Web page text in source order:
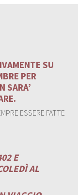
SU
PER
SARA’
ESSERE FATTE
E
AL